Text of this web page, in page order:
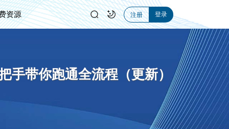
资源 注册 登录
带你跑通全流程（更新）